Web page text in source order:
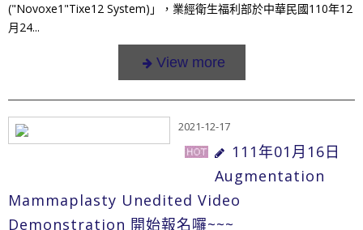
("Novoxe1"Tixe12 System)」，業經衛生福利部於中華民國110年12
月24...
2021-12-17
111年01月16日
Augmentation
Mammaplasty Unedited Video
Demonstration 開始報名囉~~~